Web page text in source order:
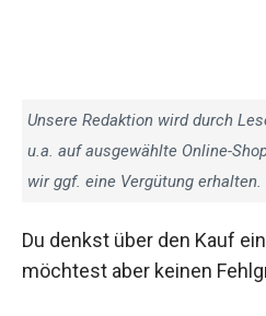
Unsere Redaktion wird durch
u.a. auf ausgewählte Online-
wir ggf. eine Vergütung erhalten.
Du denkst über den Kauf
möchtest aber keinen